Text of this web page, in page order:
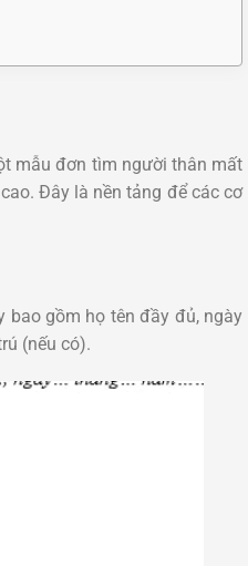
mẫu đơn tìm người thân mất
Đây là nền tảng để các cơ
bao gồm họ tên đầy đủ, ngày
(nếu có).